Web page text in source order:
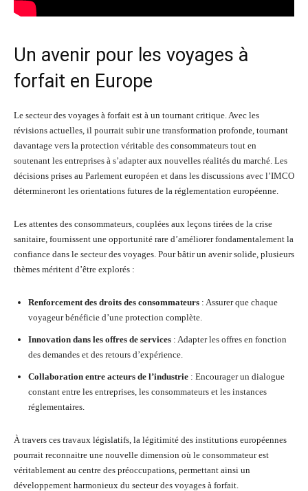
Un avenir pour les voyages à
forfait en Europe
Le secteur des voyages à forfait est à un tournant critique. Avec les
révisions actuelles, il pourrait subir une transformation profonde, tournant
davantage vers la protection véritable des consommateurs tout en
soutenant les entreprises à s’adapter aux nouvelles réalités du marché. Les
décisions prises au Parlement européen et dans les discussions avec l’IMCO
détermineront les orientations futures de la réglementation européenne.
Les attentes des consommateurs, couplées aux leçons tirées de la crise
sanitaire, fournissent une opportunité rare d’améliorer fondamentalement la
confiance dans le secteur des voyages. Pour bâtir un avenir solide, plusieurs
thèmes méritent d’être explorés :
Renforcement des droits des consommateurs : Assurer que chaque
voyageur bénéficie d’une protection complète.
Innovation dans les offres de services : Adapter les offres en fonction
des demandes et des retours d’expérience.
Collaboration entre acteurs de l’industrie : Encourager un dialogue
constant entre les entreprises, les consommateurs et les instances
réglementaires.
À travers ces travaux législatifs, la légitimité des institutions européennes
pourrait reconnaitre une nouvelle dimension où le consommateur est
véritablement au centre des préoccupations, permettant ainsi un
développement harmonieux du secteur des voyages à forfait.